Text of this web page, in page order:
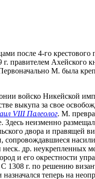
после 4-го крестового
правителем Ахейского
М. была
войско Никейской
выкупа за свое
VIII Палеолог. М.
Здесь неизменно
двора и правящей
др. неукрепленных
и его окрестности
1308 г. по решению
назначался теперь на